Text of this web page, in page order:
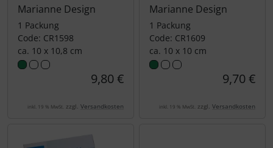
Marianne Design
1 Packung
Code: CR1598
ca. 10 x 10,8 cm
9,80 €
inkl. 19 % MwSt. zzgl. Versandkosten
Marianne Design
1 Packung
Code: CR1609
ca. 10 x 10 cm
9,70 €
inkl. 19 % MwSt. zzgl. Versandkosten